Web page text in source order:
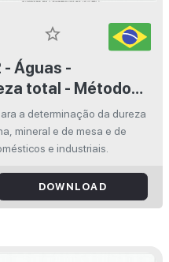
star_border
total - Método
Na- Método de
a determinação da dureza
mineral e de mesa e de
e industriais.
DOWNLOAD